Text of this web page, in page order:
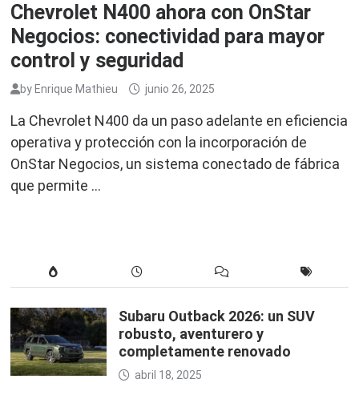
Chevrolet N400 ahora con OnStar
Negocios: conectividad para mayor
control y seguridad
by Enrique Mathieu junio 26, 2025
La Chevrolet N400 da un paso adelante en eficiencia
operativa y protección con la incorporación de
OnStar Negocios, un sistema conectado de fábrica
que permite …
Subaru Outback 2026: un SUV
robusto, aventurero y
completamente renovado
abril 18, 2025